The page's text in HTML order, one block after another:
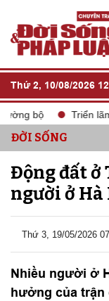
Thứ 2, 10/08/2026
bộ Triển lãm
ĐỜI SỐNG
Động đất ở
người ở
Thứ 3, 19/05/2026
Nhiều người ở
hưởng của trận